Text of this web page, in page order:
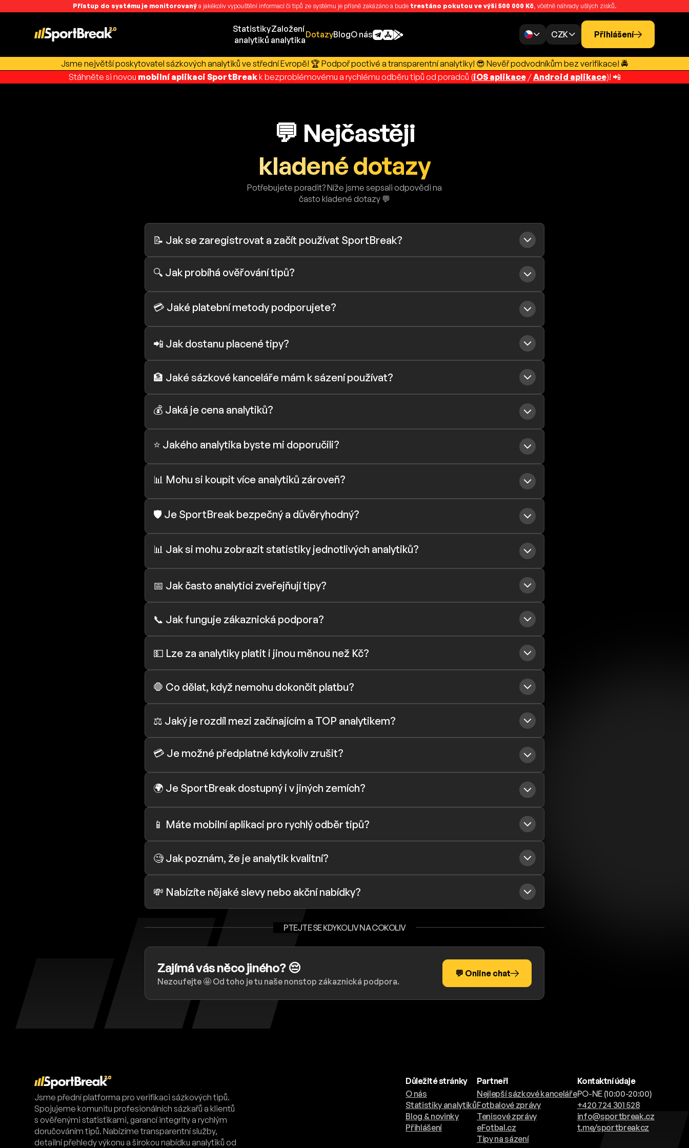
Přístup do systému je monitorovanýa jakékoliv vypouštění informací či tipů ze systému je přísně zakázáno a bude trestáno pokutou ve výši 500 000 Kč, včetně náhrady ušlých zisků.
Statistiky
analytiků
Založení
analytika
DotazyBlogO nás CZK Přihlášení
Jsme největší poskytovatel sázkových analytiků ve střední Evropě! 🏆 Podpoř poctivé a transparentní analytiky! 😎 Nevěř podvodníkům bez verifikace! 🚔
Stáhněte si novou mobilní aplikaci SportBreakk bezproblémovému a rychlému odběru tipů od poradců (iOS aplikace/Android aplikace)! 📲
💬 Nejčastěji
kladené dotazy
Potřebujete poradit? Níže jsme sepsali odpovědi na
často kladené dotazy 💬
📝 Jak se zaregistrovat a začít používat SportBreak?
🔍 Jak probíhá ověřování tipů?
💳 Jaké platební metody podporujete?
📲 Jak dostanu placené tipy?
🏦 Jaké sázkové kanceláře mám k sázení používat?
💰 Jaká je cena analytiků?
⭐ Jakého analytika byste mi doporučili?
📊 Mohu si koupit více analytiků zároveň?
🛡️ Je SportBreak bezpečný a důvěryhodný?
📊 Jak si mohu zobrazit statistiky jednotlivých analytiků?
📅 Jak často analytici zveřejňují tipy?
📞 Jak funguje zákaznická podpora?
💵 Lze za analytiky platit i jinou měnou než Kč?
🛑 Co dělat, když nemohu dokončit platbu?
⚖️ Jaký je rozdíl mezi začínajícím a TOP analytikem?
💳 Je možné předplatné kdykoliv zrušit?
🌍 Je SportBreak dostupný i v jiných zemích?
📱 Máte mobilní aplikaci pro rychlý odběr tipů?
🧐 Jak poznám, že je analytik kvalitní?
💸 Nabízíte nějaké slevy nebo akční nabídky?
PTEJTE SE KDYKOLIV NA COKOLIV
Zajímá vás něco jiného? 😔
Nezoufejte 🤩 Od toho je tu naše nonstop zákaznická podpora.
💬 Online chat
Jsme přední platforma pro verifikaci sázkových tipů.
Spojujeme komunitu profesionálních sázkařů a klientů
s ověřenými statistikami, garancí integrity a rychlým
doručováním tipů. Nabízíme transparentní služby,
detailní přehledy výkonu a širokou nabídku analytiků od
Důležité stránky
O nás
Statistiky analytiků
Blog & novinky
Přihlášení
Partneři
Nejlepší sázkové kanceláře
Fotbalové zprávy
Tenisové zprávy
eFotbal.cz
Tipy na sázení
Kontaktní údaje
PO-NE (10:00-20:00)
+420 724 301 528
info@sportbreak.cz
t.me/sportbreakcz